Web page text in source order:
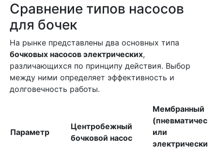
Сравнение типов насосов
для бочек
На рынке представлены два основных типа
бочковых насосов электрических,
различающихся по принципу действия. Выбор
между ними определяет эффективность и
долговечность работы.
Параметр
Центробежный
бочковой насос
Мембранный
или
электрический)